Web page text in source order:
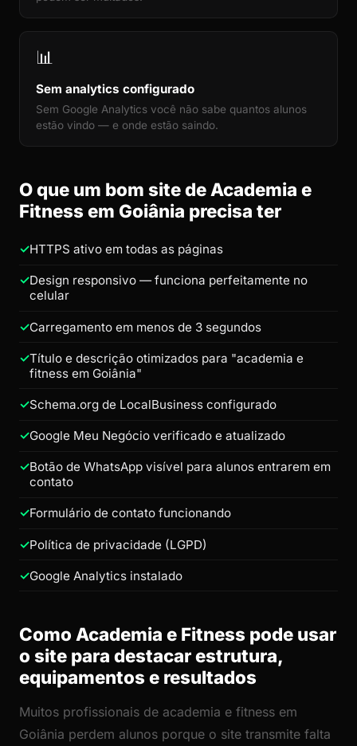
📊
Sem analytics configurado
Sem Google Analytics você não sabe quantos alunos
estão vindo — e onde estão saindo.
O que um bom site de Academia e
Fitness em Goiânia precisa ter
HTTPS ativo em todas as páginas
Design responsivo — funciona perfeitamente no
celular
Carregamento em menos de 3 segundos
Título e descrição otimizados para "academia e
fitness em Goiânia"
Schema.org de LocalBusiness configurado
Google Meu Negócio verificado e atualizado
Botão de WhatsApp visível para alunos entrarem em
contato
Formulário de contato funcionando
Política de privacidade (LGPD)
Google Analytics instalado
Como Academia e Fitness pode usar
o site para destacar estrutura,
equipamentos e resultados
Muitos profissionais de academia e fitness em
Goiânia perdem alunos porque o site transmite falta